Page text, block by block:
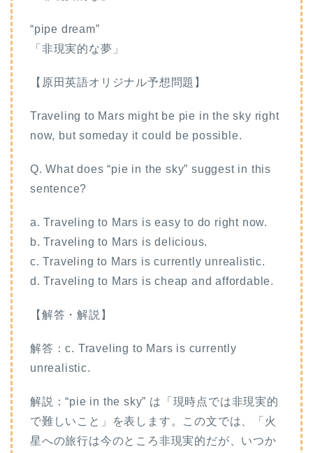
“pipe dream”
「非現実的な夢」
【原田英語オリジナル予想問題】
Traveling to Mars might be pie in the sky right
now, but someday it could be possible.
Q. What does “pie in the sky” suggest in this
sentence?
a. Traveling to Mars is easy to do right now.
b. Traveling to Mars is delicious.
c. Traveling to Mars is currently unrealistic.
d. Traveling to Mars is cheap and affordable.
【解答・解説】
解答：c. Traveling to Mars is currently
unrealistic.
解説：“pie in the sky” は「現時点では非現実的
で難しいこと」を表します。この文では、「火
星への旅行は今のところ非現実的だが、いつか